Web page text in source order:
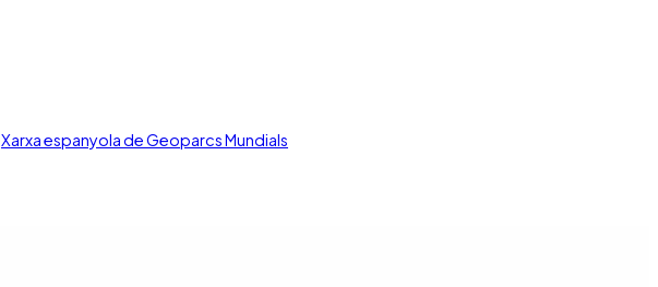
Xarxa espanyola de Geoparcs Mundials